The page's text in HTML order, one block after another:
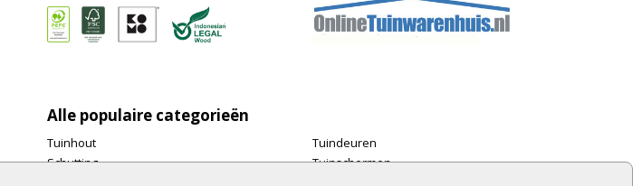
Alle populaire categorieën
Tuinhout
Schutting
Tuindeuren
Tuinschermen